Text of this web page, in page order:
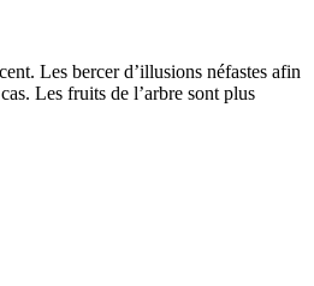
Les bercer d’illusions néfastes afin
Les fruits de l’arbre sont plus